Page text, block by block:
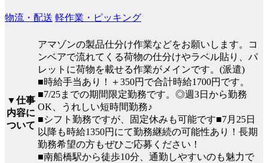
物流・配送 軽作業・ピッキング
▼仕事
内容に
ついて
アマゾンの製品仕分け作業などをお願いします。コ
ンベアで流れてくる荷物の仕分けやラベル貼り、パ
レットに荷物を載せる作業がメインです。(派遣)
■時給手当あり！＋350円で合計時給1700円です。
■7/25までの期間限定勤務です。◎週3日から勤務
OK、うれしい短時間勤務♪
■シフト勤務ですが、固定休みも可能です■7月25日
以降も時給1350円にて勤務継続の可能性あり！長期
勤務希望の方もぜひご応募ください！
■南船橋駅から徒歩10分、通勤しやすいのも魅力で